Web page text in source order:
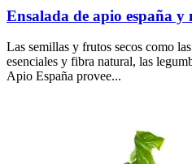
Ensalada de apio españa y
Las semillas y frutos secos como
esenciales y fibra natural, las
Apio España provee...